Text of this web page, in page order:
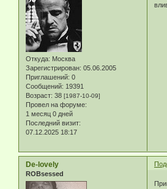
Откуда: Москва
Зарегистрирован: 05.06.2005
Приглашений: 0
Сообщений: 19391
Возраст: 38 [1987-10-09]
Провел на форуме:
1 месяц 0 дней
Последний визит:
07.12.2025 18:17
De-lovely
ROBsessed